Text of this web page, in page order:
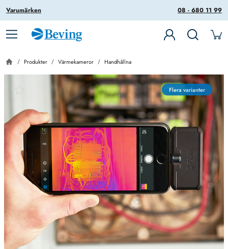
08 - 680 11 99
Varumärken
Produkter Värmekameror Handhållna
Flera varianter